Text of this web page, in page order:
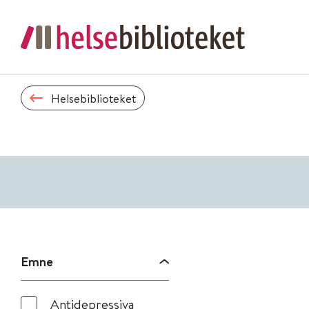
Helsebiblioteket
Emne
Antidepressiva